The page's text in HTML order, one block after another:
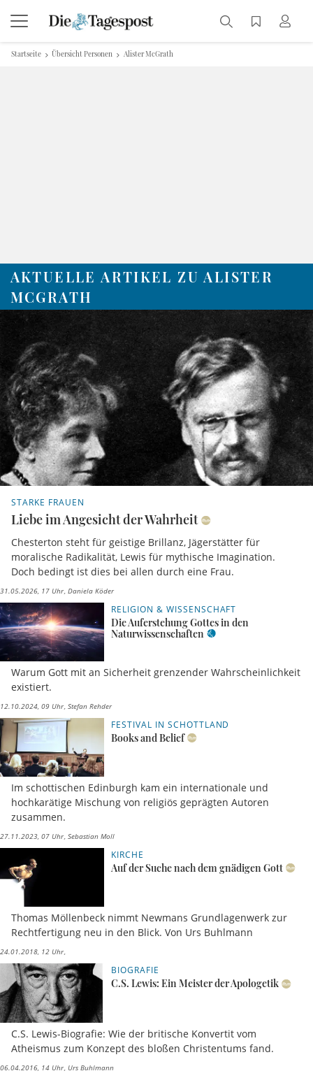
Startseite Übersicht Personen Alister McGrath
AKTUELLE ARTIKEL ZU ALISTER
MCGRATH
STARKE FRAUEN
Liebe im Angesicht der Wahrheit
Chesterton steht für geistige Brillanz, Jägerstätter für
moralische Radikalität, Lewis für mythische Imagination.
Doch bedingt ist dies bei allen durch eine Frau.
31.05.2026, 17 Uhr Daniela Köder
RELIGION & WISSENSCHAFT
Die Auferstehung Gottes in den
Naturwissenschaften
Warum Gott mit an Sicherheit grenzender Wahrscheinlichkeit
existiert.
12.10.2024, 09 Uhr Stefan Rehder
FESTIVAL IN SCHOTTLAND
Books and Belief
Im schottischen Edinburgh kam ein internationale und
hochkarätige Mischung von religiös geprägten Autoren
zusammen.
27.11.2023, 07 Uhr Sebastian Moll
KIRCHE
Auf der Suche nach dem gnädigen Gott
Thomas Möllenbeck nimmt Newmans Grundlagenwerk zur
Rechtfertigung neu in den Blick. Von Urs Buhlmann
24.01.2018, 12 Uhr
BIOGRAFIE
C.S. Lewis: Ein Meister der Apologetik
C.S. Lewis-Biografie: Wie der britische Konvertit vom
Atheismus zum Konzept des bloßen Christentums fand.
06.04.2016, 14 Uhr Urs Buhlmann